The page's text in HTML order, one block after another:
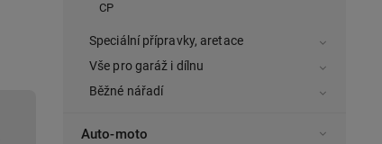
CP
Speciální přípravky, aretace
Vše pro garáž i dílnu
Běžné nářadí
Auto-moto